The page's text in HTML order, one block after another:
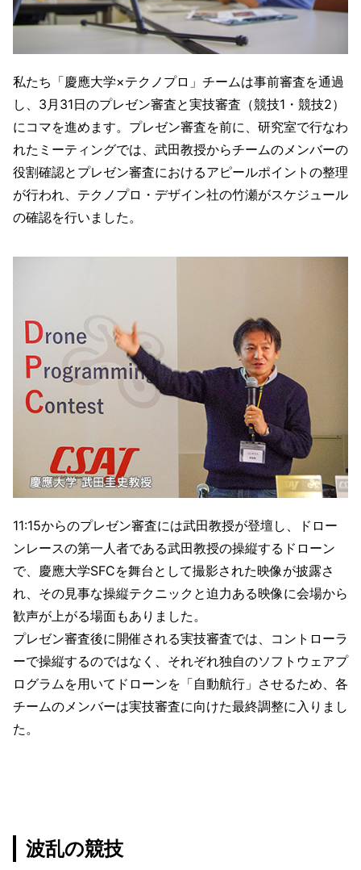
私たち「慶應大学×テクノプロ」チームは事前審査を通過
し、3月31日のプレゼン審査と実技審査（競技1・競技2）
にコマを進めます。プレゼン審査を前に、研究室で行なわ
れたミーティングでは、武田教授からチームのメンバーの
役割確認とプレゼン審査におけるアピールポイントの整理
が行われ、テクノプロ・デザイン社の竹瀬がスケジュール
の確認を行いました。
11:15からのプレゼン審査には武田教授が登壇し、ドロー
ンレースの第一人者である武田教授の操縦するドローン
で、慶應大学SFCを舞台として撮影された映像が披露さ
れ、その見事な操縦テクニックと迫力ある映像に会場から
歓声が上がる場面もありました。
プレゼン審査後に開催される実技審査では、コントローラ
ーで操縦するのではなく、それぞれ独自のソフトウェアプ
ログラムを用いてドローンを「自動航行」させるため、各
チームのメンバーは実技審査に向けた最終調整に入りまし
た。
波乱の競技